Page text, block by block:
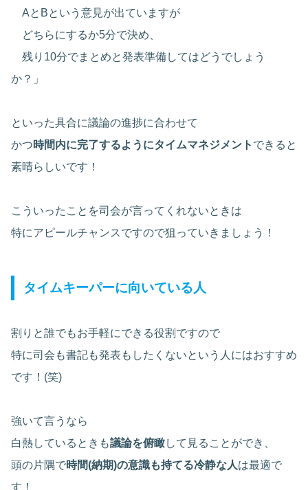
AとBという意見が出ていますが
どちらにするか5分で決め、
残り10分でまとめと発表準備してはどうでしょう
か？」
といった具合に議論の進捗に合わせて
かつ時間内に完了するようにタイムマネジメント できると
素晴らしいです！
こういったことを司会が言ってくれないときは
特にアピールチャンスですので狙っていきましょう！
タイムキーパーに向いている人
割りと誰でもお手軽にできる役割ですので
特に司会も書記も発表もしたくないという人にはおすすめ
です！(笑)
強いて言うなら
白熱しているときも議論を俯瞰して見ることができ、
頭の片隅で時間(納期)の意識も持てる冷静な人は最適で
す！